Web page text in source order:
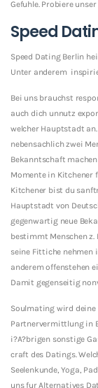
Gefuhle. Probiere
Speed
Speed Dating Berlin
Unter anderem
Bei uns brauchst
auch dich unnutz
welcher Hauptstadt
nebensachlich zwei
Bekanntschaft
Momente in Kitchener
Kitchener bist du
Hauptstadt von
gegenwartig neue
bestimmt Menschen z.
seine Fittiche nehmen
anderem offenstehen
Damit gegenseitig
Soulmating wird
Partnervermittlung in
i?A?brigen sonstige
craft des Datings.
Seelenkunde, Yoga,
uns fur Alternatives